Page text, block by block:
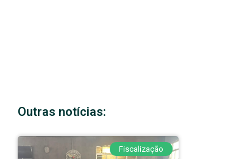
Outras notícias:
Fiscalização